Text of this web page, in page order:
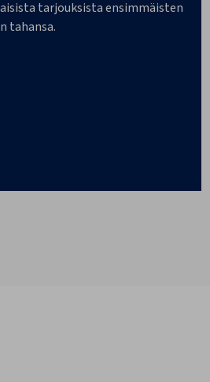
tarjouksista ensimmäisten
tahansa.